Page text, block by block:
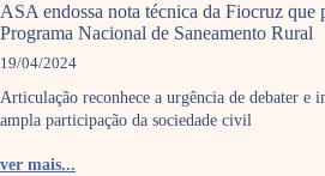
ASA endossa nota técnica da Fiocruz que
Programa Nacional de Saneamento Rural
19/04/2024
Articulação reconhece a urgência de debater e
ampla participação da sociedade civil
ver mais...